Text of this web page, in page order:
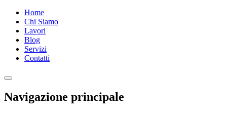
Home
Chi Siamo
Lavori
Blog
Servizi
Contatti
Navigazione principale